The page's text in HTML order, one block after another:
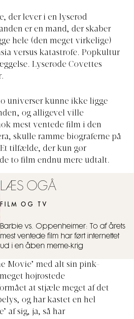
der lever i en lyserød
er en mand, der skaber
hele (den meget virkelige)
versus katastrofe. Popkultur
Lyserøde Covettes
universer kunne ikke ligge
og alligevel ville
mest ventede film i den
skulle ramme biograferne på
tilfælde, der kun gør
to film endnu mere udtalt.
LÆS OGÅ
FILM OG TV
Barbie vs. Oppenheimer: To af årets
mest ventede film har ført internettet
ud i en åben meme-krig
Movie’ med alt sin pink-
højrøstede
at stjæle meget af det
og har kastet en hel
af sig, ja, så har